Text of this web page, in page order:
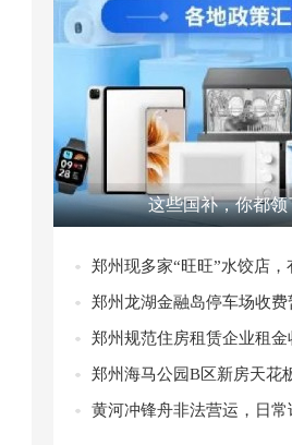
这些国补，你都领
郑州现多家“旺旺”水饺店，
郑州龙湖金融岛停车场收费
郑州规范住房租赁企业租金
郑州海马公园B区新房天花
黄河冲锋舟非法营运，日常